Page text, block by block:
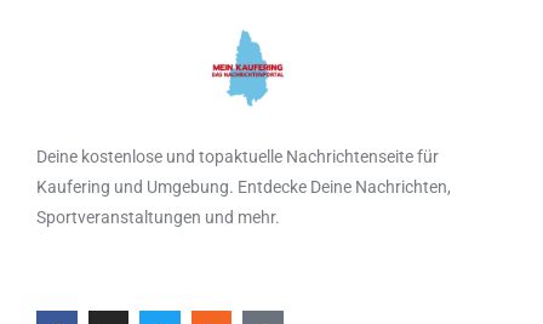
Deine kostenlose und topaktuelle Nachrichtenseite für
Kaufering und Umgebung. Entdecke Deine Nachrichten,
Sportveranstaltungen und mehr.